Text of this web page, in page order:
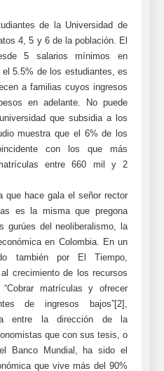
de la Universidad de
4, 5 y 6 de la población. El
5 salarios mínimos en
5.5% de los estudiantes, es
a familias cuyos ingresos
en adelante. No puede
que subsidia a los
muestra que el 6% de los
con los que más
entre 660 mil y 2
que hace gala el señor rector
es la misma que pregona
gurúes del neoliberalismo, la
en Colombia. En un
también por El Tiempo,
crecimiento de los recursos
matrículas y ofrecer
de ingresos bajos”[2],
entre la dirección de la
que con sus tesis, o
Banco Mundial, ha sido el
que vive más del 90%